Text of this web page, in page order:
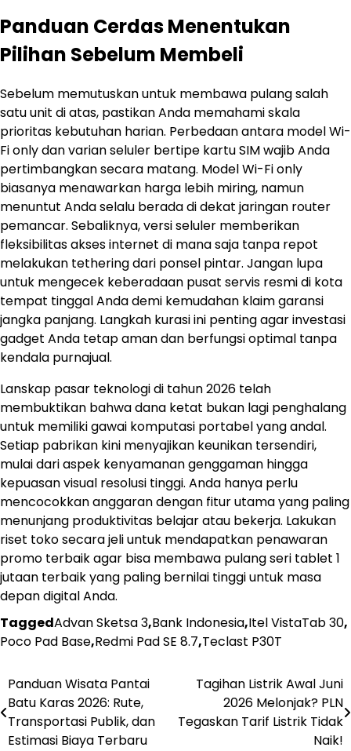
Panduan Cerdas Menentukan
Pilihan Sebelum Membeli
Sebelum memutuskan untuk membawa pulang salah
satu unit di atas, pastikan Anda memahami skala
prioritas kebutuhan harian. Perbedaan antara model Wi-
Fi only dan varian seluler bertipe kartu SIM wajib Anda
pertimbangkan secara matang. Model Wi-Fi only
biasanya menawarkan harga lebih miring, namun
menuntut Anda selalu berada di dekat jaringan router
pemancar. Sebaliknya, versi seluler memberikan
fleksibilitas akses internet di mana saja tanpa repot
melakukan tethering dari ponsel pintar. Jangan lupa
untuk mengecek keberadaan pusat servis resmi di kota
tempat tinggal Anda demi kemudahan klaim garansi
jangka panjang. Langkah kurasi ini penting agar investasi
gadget Anda tetap aman dan berfungsi optimal tanpa
kendala purnajual.
Lanskap pasar teknologi di tahun 2026 telah
membuktikan bahwa dana ketat bukan lagi penghalang
untuk memiliki gawai komputasi portabel yang andal.
Setiap pabrikan kini menyajikan keunikan tersendiri,
mulai dari aspek kenyamanan genggaman hingga
kepuasan visual resolusi tinggi. Anda hanya perlu
mencocokkan anggaran dengan fitur utama yang paling
menunjang produktivitas belajar atau bekerja. Lakukan
riset toko secara jeli untuk mendapatkan penawaran
promo terbaik agar bisa membawa pulang seri tablet 1
jutaan terbaik yang paling bernilai tinggi untuk masa
depan digital Anda.
TaggedAdvan Sketsa 3,Bank Indonesia,Itel VistaTab 30,
Poco Pad Base,Redmi Pad SE 8.7,Teclast P30T
Navigasi
pos
Panduan Wisata Pantai
Batu Karas 2026: Rute,
Transportasi Publik, dan
Estimasi Biaya Terbaru
Tagihan Listrik Awal Juni
2026 Melonjak? PLN
Tegaskan Tarif Listrik Tidak
Naik!